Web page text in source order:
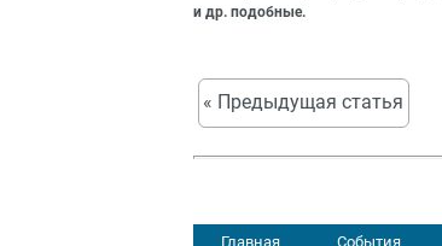
и др. подобные.
« Предыдущая статья
Главная События